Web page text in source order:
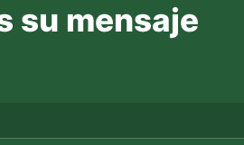
su mensaje